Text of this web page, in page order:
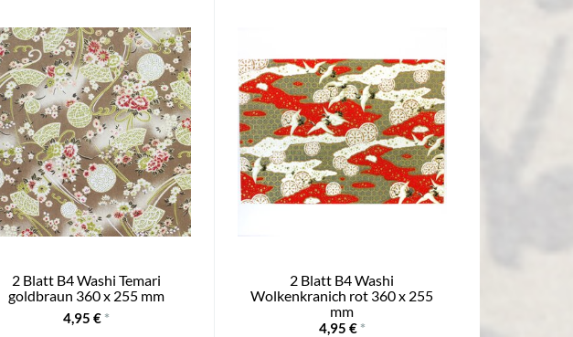
2 Blatt B4 Washi Temari
goldbraun 360 x 255 mm
4,95 € *
2 Blatt B4 Washi
Wolkenkranich rot 360 x 255
mm
4,95 € *